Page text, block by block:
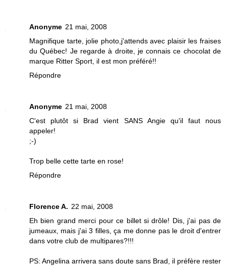
Anonyme 21 mai, 2008
Magnifique tarte, jolie photo,j'attends avec plaisir les fraises
du Québec! Je regarde à droite, je connais ce chocolat de
marque Ritter Sport, il est mon préféré!!
Répondre
Anonyme 21 mai, 2008
C'est plutôt si Brad vient SANS Angie qu'il faut nous
appeler!
;-)
Trop belle cette tarte en rose!
Répondre
Florence A. 22 mai, 2008
Eh bien grand merci pour ce billet si drôle! Dis, j'ai pas de
jumeaux, mais j'ai 3 filles, ça me donne pas le droit d'entrer
dans votre club de multipares?!!!
PS: Angelina arrivera sans doute sans Brad, il préfère rester